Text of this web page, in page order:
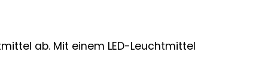
ab. Mit einem LED-Leuchtmittel